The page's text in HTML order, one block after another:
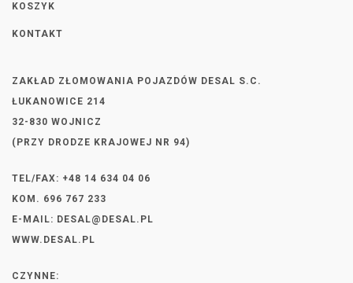
KOSZYK
KONTAKT
ZAKŁAD ZŁOMOWANIA POJAZDÓW DESAL S.C.
ŁUKANOWICE 214
32-830 WOJNICZ
(PRZY DRODZE KRAJOWEJ NR 94)
TEL/FAX: +48 14 634 04 06
KOM. 696 767 233
E-MAIL: DESAL@DESAL.PL
WWW.DESAL.PL
CZYNNE: